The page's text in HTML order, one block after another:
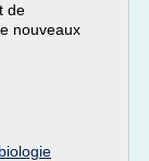
de
nouveaux